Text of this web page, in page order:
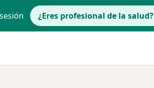
¿Eres profesional de la salud?